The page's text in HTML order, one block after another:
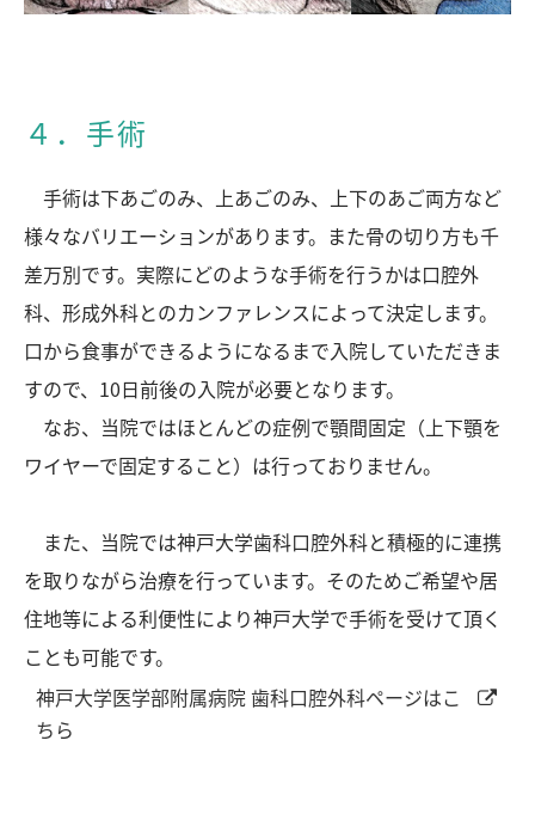
４．手術
手術は下あごのみ、上あごのみ、上下のあご両方など
様々なバリエーションがあります。また骨の切り方も千
差万別です。実際にどのような手術を行うかは口腔外
科、形成外科とのカンファレンスによって決定します。
口から食事ができるようになるまで入院していただきま
すので、10日前後の入院が必要となります。
なお、当院ではほとんどの症例で顎間固定（上下顎を
ワイヤーで固定すること）は行っておりません。
また、当院では神戸大学歯科口腔外科と積極的に連携
を取りながら治療を行っています。 そのためご希望や居
住地等による利便性により神戸大学で手術を受けて頂く
ことも可能です。
神戸大学医学部附属病院 歯科口腔外科ページはこ
ちら